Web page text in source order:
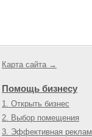
Карта сайта →
Помощь бизнесу
1. Открыть бизнес
2. Выбор помещения
3. Эффективная